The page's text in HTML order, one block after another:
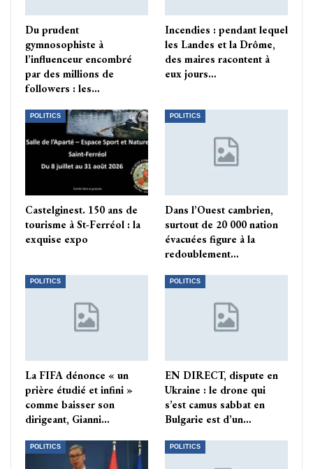
Du prudent
gymnosophiste à
l’influenceur encombré
par des millions de
followers : les…
Incendies : pendant lequel
les Landes et la Drôme,
des maires racontent à
eux jours…
POLITICS
Castelginest. 150 ans de
tourisme à St-Ferréol : la
exquise expo
POLITICS
Dans l’Ouest cambrien,
surtout de 20 000 nation
évacuées figure à la
redoublement…
POLITICS
La FIFA dénonce « un
prière étudié et infini »
comme baisser son
dirigeant, Gianni…
POLITICS
EN DIRECT, dispute en
Ukraine : le drone qui
s’est camus sabbat en
Bulgarie est d’un…
POLITICS POLITICS